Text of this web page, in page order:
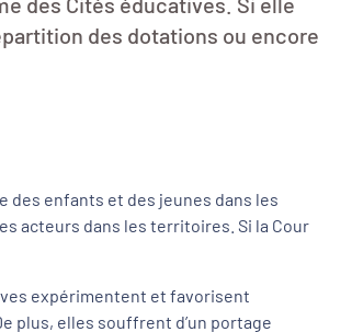
des dotations ou encore
des enfants et des jeunes dans les
acteurs dans les territoires. Si la Cour
expérimentent et favorisent
plus, elles souffrent d’un portage